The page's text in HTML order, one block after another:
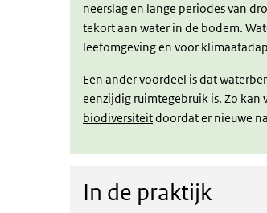
neerslag en lange periodes van
tekort aan water in de bodem.
leefomgeving en voor
Een ander voordeel is dat
eenzijdig ruimtegebruik is. Zo
biodiversiteitdoordat er nieuwe
In de praktijk